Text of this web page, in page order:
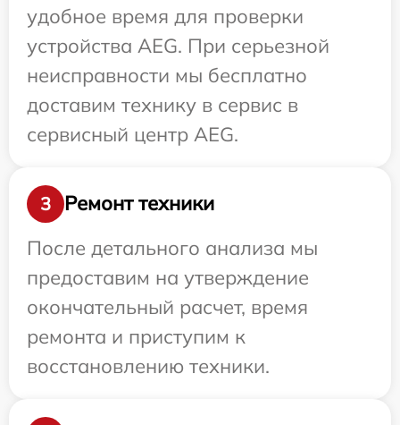
удобное время для проверки
устройства AEG. При серьезной
неисправности мы бесплатно
доставим технику в сервис в
сервисный центр AEG.
3
Ремонт техники
После детального анализа мы
предоставим на утверждение
окончательный расчет, время
ремонта и приступим к
восстановлению техники.